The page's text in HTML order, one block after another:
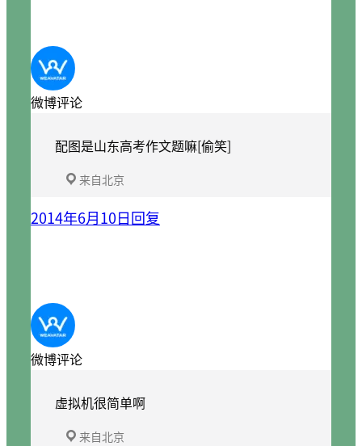
微博评论
配图是山东高考作文题嘛[偷笑]
来自北京
2014年6月10日回复
微博评论
虚拟机很简单啊
来自北京